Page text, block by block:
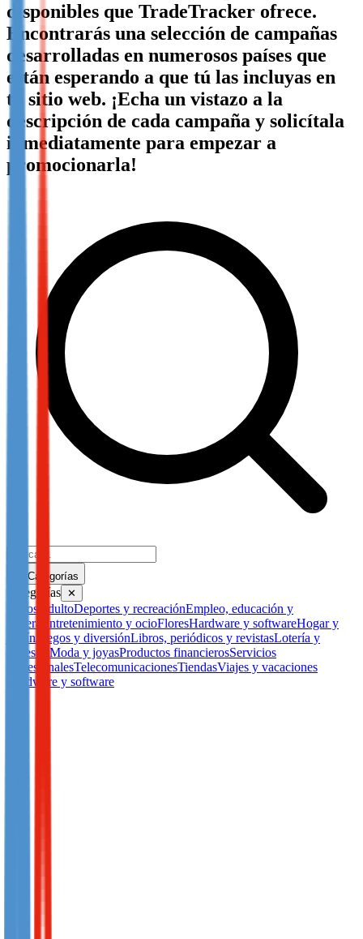
Not already our Publisher?
Sign up here
disponibles que TradeTracker ofrece.
Encontrarás una selección de campañas
desarrolladas en numerosos países que
están esperando a que tú las incluyas en
tu sitio web. ¡Echa un vistazo a la
descripción de cada campaña y solicítala
inmediatamente para empezar a
promocionarla!
Categorías
Categorías ✕
Todos AdultoDeportes y recreaciónEmpleo, educación y
carrera
Entretenimiento y ocioFloresHardware y softwareHogar y
jardínJuegos y diversiónLibros, periódicos y revistasLotería y
apuestas Moda y joyasProductos financierosServicios
profesionalesTelecomunicacionesTiendasViajes y vacaciones
Hardware y software